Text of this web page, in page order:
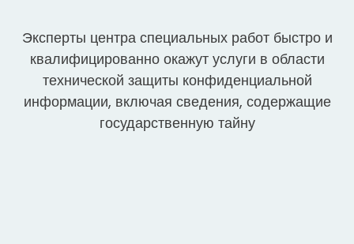
Эксперты центра специальных работ быстро и
квалифицированно окажут услуги в области
технической защиты конфиденциальной
информации, включая сведения, содержащие
государственную тайну